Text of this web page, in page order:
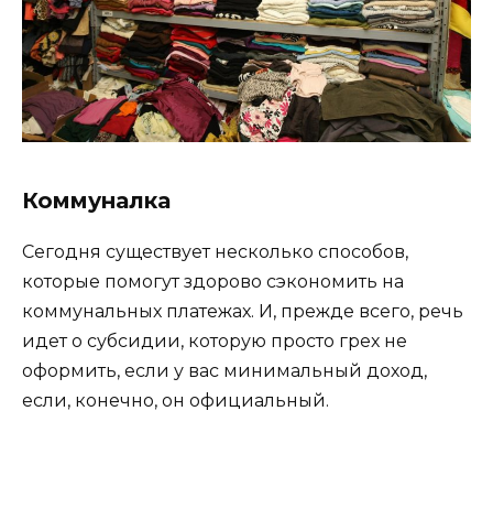
Коммуналка
Сегодня существует несколько способов,
которые помогут здорово сэкономить на
коммунальных платежах. И, прежде всего, речь
идет о субсидии, которую просто грех не
оформить, если у вас минимальный доход,
если, конечно, он официальный.